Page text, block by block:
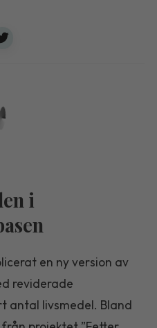
i
en ny version av
reviderade
antal livsmedel. Bland